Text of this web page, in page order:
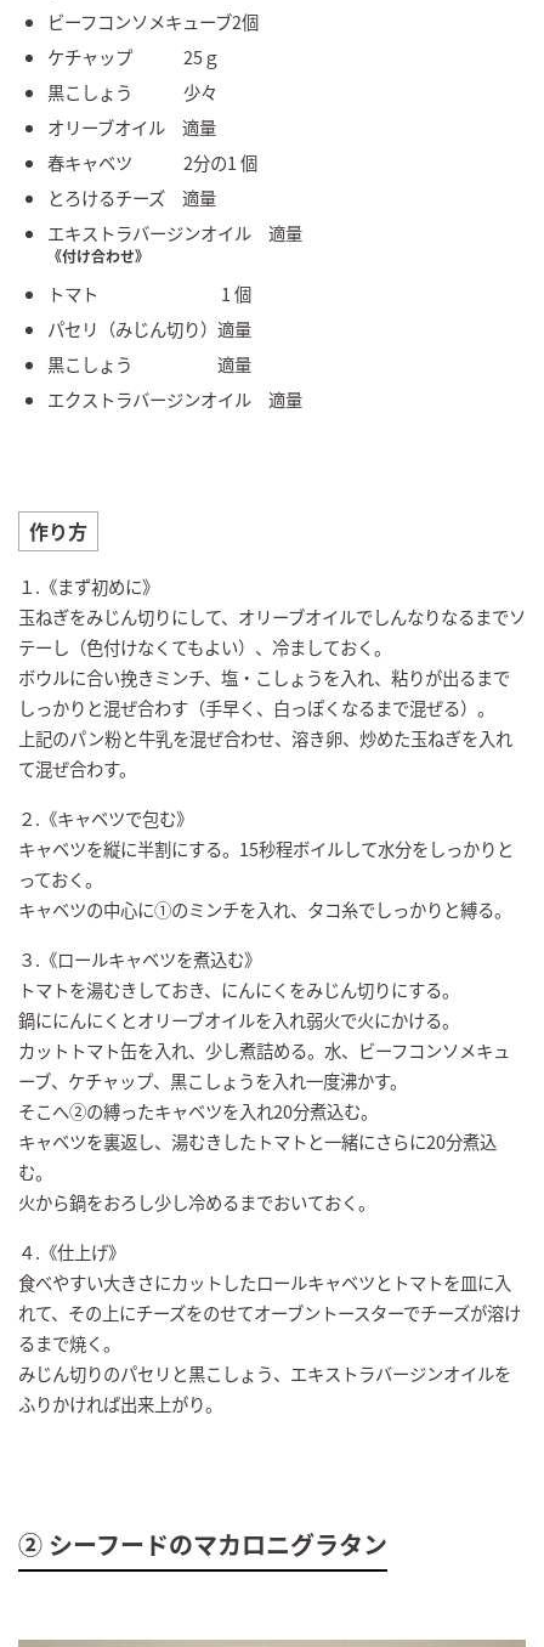
ビーフコンソメキューブ2個
ケチャップ 25ｇ
黒こしょう 少々
オリーブオイル 適量
春キャベツ 2分の1 個
とろけるチーズ 適量
エキストラバージンオイル 適量
《付け合わせ》
トマト 1 個
パセリ（みじん切り）適量
黒こしょう 適量
エクストラバージンオイル 適量
作り方
１.《まず初めに》
玉ねぎをみじん切りにして、オリーブオイルでしんなりなるまでソ
テーし（色付けなくてもよい）、冷ましておく。
ボウルに合い挽きミンチ、塩・こしょうを入れ、粘りが出るまで
しっかりと混ぜ合わす（手早く、白っぽくなるまで混ぜる）。
上記のパン粉と牛乳を混ぜ合わせ、溶き卵、炒めた玉ねぎを入れ
て混ぜ合わす。
２.《キャベツで包む》
キャベツを縦に半割にする。15秒程ボイルして水分をしっかりと
っておく。
キャベツの中心に①のミンチを入れ、タコ糸でしっかりと縛る。
３.《ロールキャベツを煮込む》
トマトを湯むきしておき、にんにくをみじん切りにする。
鍋ににんにくとオリーブオイルを入れ弱火で火にかける。
カットトマト缶を入れ、少し煮詰める。水、ビーフコンソメキュ
ーブ、ケチャップ、黒こしょうを入れ一度沸かす。
そこへ②の縛ったキャベツを入れ20分煮込む。
キャベツを裏返し、湯むきしたトマトと一緒にさらに20分煮込
む。
火から鍋をおろし少し冷めるまでおいておく。
４.《仕上げ》
食べやすい大きさにカットしたロールキャベツとトマトを皿に入
れて、その上にチーズをのせてオーブントースターでチーズが溶け
るまで焼く。
みじん切りのパセリと黒こしょう、エキストラバージンオイルを
ふりかければ出来上がり。
② シーフードのマカロニグラタン